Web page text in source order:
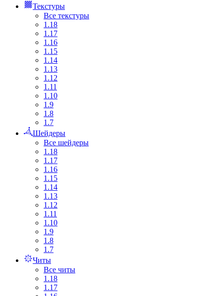
Текстуры
Все текстуры
1.18
1.17
1.16
1.15
1.14
1.13
1.12
1.11
1.10
1.9
1.8
1.7
Шейдеры
Все шейдеры
1.18
1.17
1.16
1.15
1.14
1.13
1.12
1.11
1.10
1.9
1.8
1.7
Читы
Все читы
1.18
1.17